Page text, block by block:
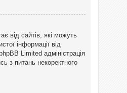
від сайтів, які можуть
інформації від
Limited адміністрація
з питань некоректного